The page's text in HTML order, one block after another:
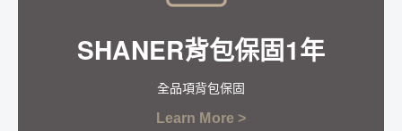
SHANER背包保固1年
全品項背包保固
Learn More >